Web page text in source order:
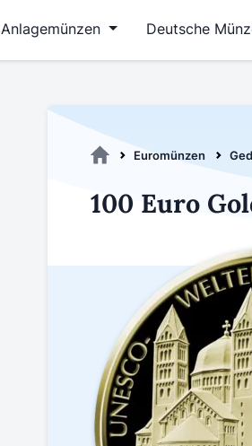
Anlagemünzen Deutsche
Euromünzen
100 Euro